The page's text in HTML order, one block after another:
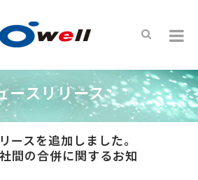
ースリリース
ースを追加しました。
間の合併に関するお知